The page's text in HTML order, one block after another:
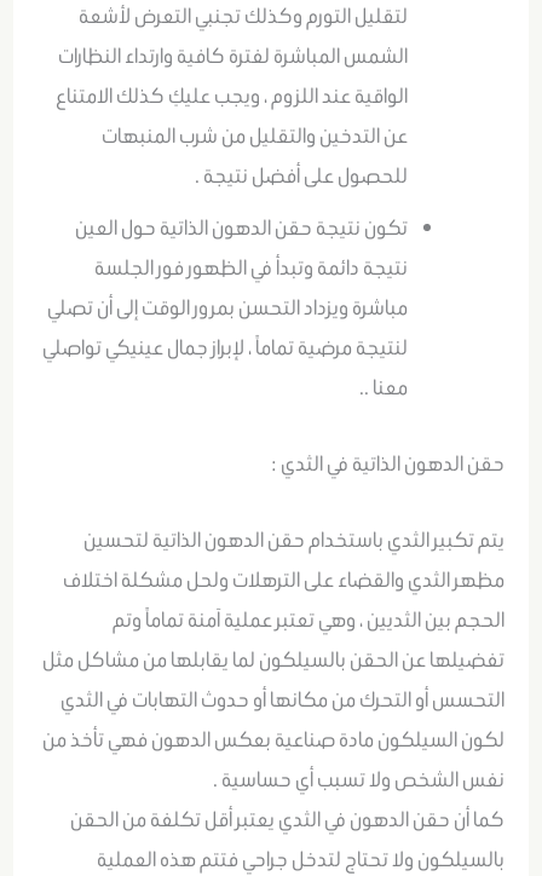
لتقليل التورم وكذلك تجنبي التعرض لأشعة
الشمس المباشرة لفترة كافية وارتداء النظارات
الواقية عند اللزوم ، ويجب عليكِ كذلك الامتناع
عن التدخين والتقليل من شرب المنبهات
للحصول على أفضل نتيجة .
تكون نتيجة حقن الدهون الذاتية حول العين
نتيجة دائمة وتبدأ في الظهور فور الجلسة
مباشرة ويزداد التحسن بمرور الوقت إلى أن تصلي
لنتيجة مرضية تماماً ، لإبراز جمال عينيكي تواصلي
معنا ..
حقن الدهون الذاتية في الثدي :
يتم تكبير الثدي باستخدام حقن الدهون الذاتية لتحسين
مظهر الثدي والقضاء على الترهلات ولحل مشكلة اختلاف
الحجم بين الثديين ، وهي تعتبر عملية آمنة تماماً وتم
تفضيلها عن الحقن بالسيلكون لما يقابلها من مشاكل مثل
التحسس أو التحرك من مكانها أو حدوث التهابات في الثدي
لكون السيلكون مادة صناعية بعكس الدهون فهي تأخذ من
نفس الشخص ولا تسبب أي حساسية .
كما أن حقن الدهون في الثدي يعتبر أقل تكلفة من الحقن
بالسيلكون ولا تحتاج لتدخل جراحي فتتم هذه العملية